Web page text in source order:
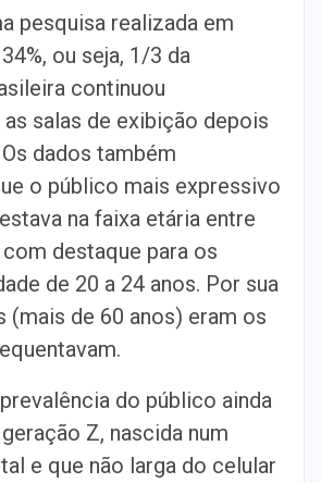
pesquisa realizada em
ou seja, 1/3 da
continuou
salas de exibição depois
dados também
o público mais expressivo
na faixa etária entre
destaque para os
de 20 a 24 anos. Por sua
(mais de 60 anos) eram os
do público ainda
Z, nascida num
e que não larga do celular